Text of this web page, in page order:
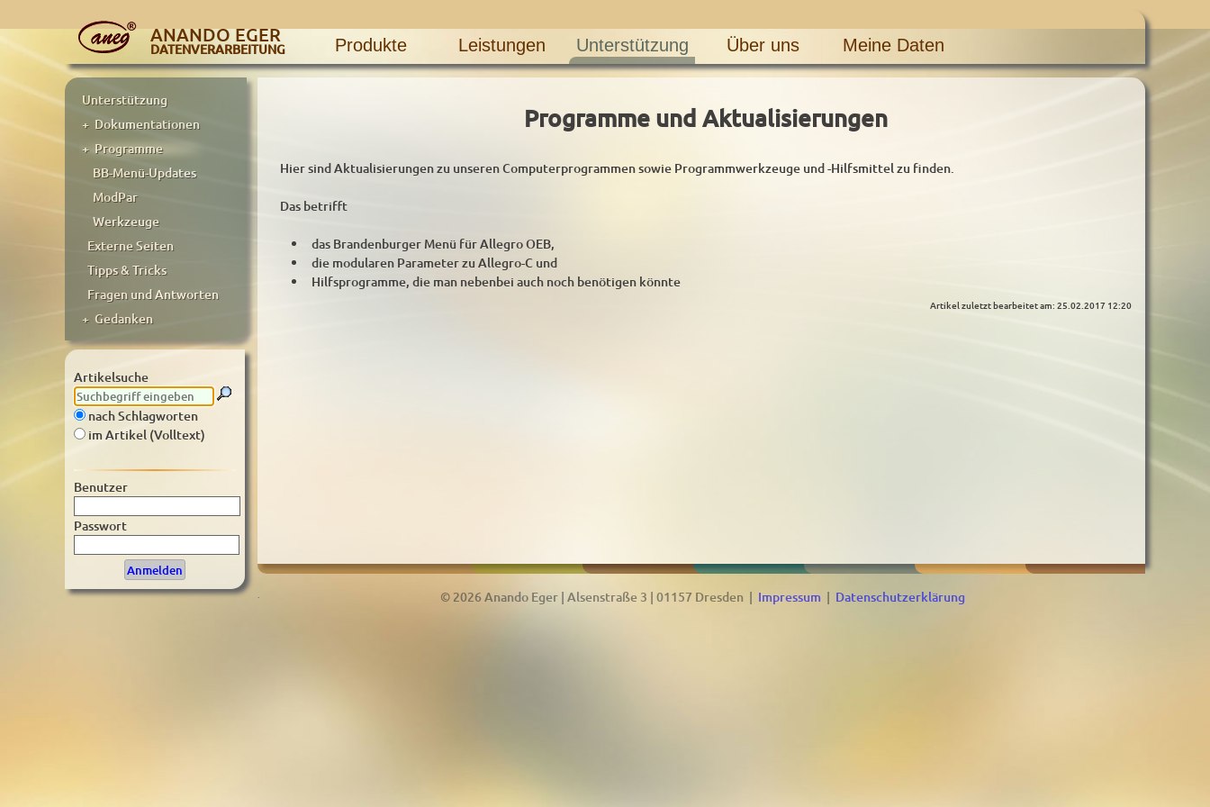
ANANDO EGER
DATENVERARBEITUNG Produkte Leistungen Unterstützung Über uns Meine Daten
Unterstützung
+ Dokumentationen
+ Programme
BB-Menü-Updates
ModPar
Werkzeuge
Externe Seiten
Tipps & Tricks
Fragen und Antworten
+ Gedanken
Artikelsuche
nach Schlagworten
im Artikel (Volltext)
Benutzer
Passwort
Programme und Aktualisierungen
Hier sind Aktualisierungen zu unseren Computerprogrammen sowie Programmwerkzeuge und -Hilfsmittel zu finden.
Das betrifft
das Brandenburger Menü für Allegro OEB,
die modularen Parameter zu Allegro-C und
Hilfsprogramme, die man nebenbei auch noch benötigen könnte
Artikel zuletzt bearbeitet am: 25.02.2017 12:20
. © 2026 Anando Eger | Alsenstraße 3 | 01157 Dresden | Impressum | Datenschutzerklärung